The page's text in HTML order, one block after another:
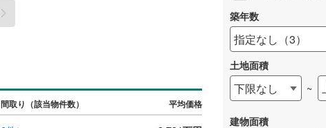
間取り（該当物件数） 平均価格
築年数
指定なし （3）
土地面積
下限なし ~
建物面積